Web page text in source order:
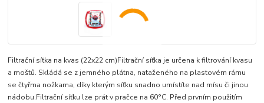
Filtrační síťka na kvas (22x22 cm)Filtrační síťka je určena k filtrování kvasu
a moštů. Skládá se z jemného plátna, nataženého na plastovém rámu
se čtyřma nožkama, díky kterým síťku snadno umístíte nad mísu či jinou
nádobu.Filtrační síťku lze prát v pračce na 60°C. Před prvním použitím